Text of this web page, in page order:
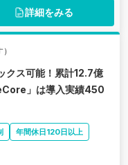
詳細をみる
クス可能！累計12.7億
」は導入実績450
年間休日120日以上